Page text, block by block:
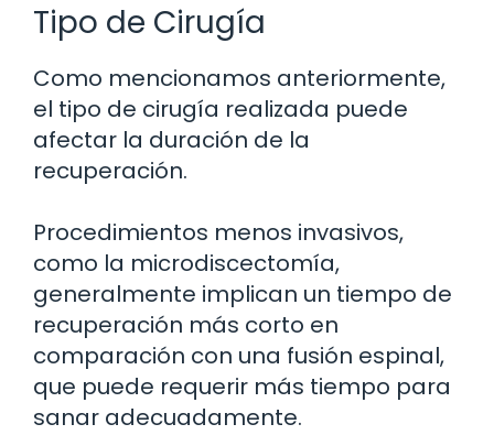
Tipo de Cirugía
Como mencionamos anteriormente,
el tipo de cirugía realizada puede
afectar la duración de la
recuperación.
Procedimientos menos invasivos,
como la microdiscectomía,
generalmente implican un tiempo de
recuperación más corto en
comparación con una fusión espinal,
que puede requerir más tiempo para
sanar adecuadamente.